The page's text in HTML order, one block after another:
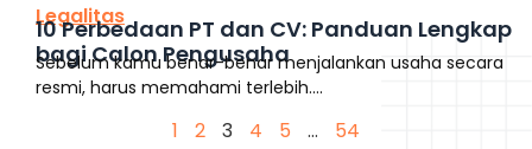
Legalitas
10 Perbedaan PT dan CV: Panduan Lengkap
bagi Calon Pengusaha
Sebelum kamu benar-benar menjalankan usaha secara
resmi, harus memahami terlebih....
1 2 3 4 5 … 54